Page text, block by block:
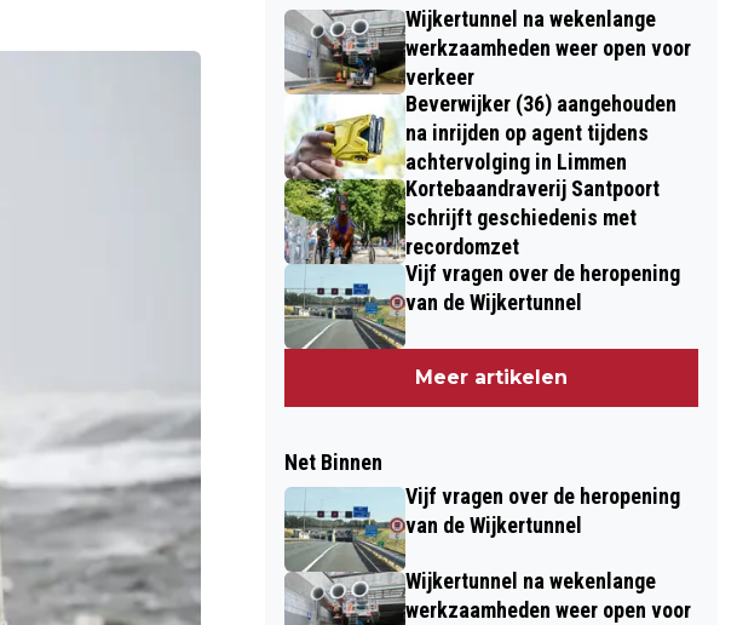
Wijkertunnel na wekenlange
werkzaamheden weer open voor
verkeer
Beverwijker (36) aangehouden
na inrijden op agent tijdens
achtervolging in Limmen
Kortebaandraverij Santpoort
schrijft geschiedenis met
recordomzet
Vijf vragen over de heropening
van de Wijkertunnel
Meer artikelen
Net Binnen
Vijf vragen over de heropening
van de Wijkertunnel
Wijkertunnel na wekenlange
werkzaamheden weer open voor